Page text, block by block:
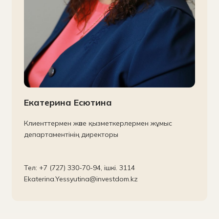
Екатерина Есютина
Клиенттермен және қызметкерлермен жұмыс
департаментінің директоры
Тел: +7 (727) 330-70-94, ішкі. 3114
Ekaterina.Yessyutina@investdom.kz